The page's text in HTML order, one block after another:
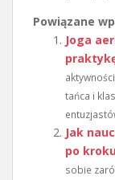
Powiązane
Joga
tańca i
Jak
po
sobie